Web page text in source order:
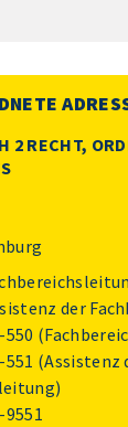
2 RECHT,
der
550
551 (Assistenz
9551